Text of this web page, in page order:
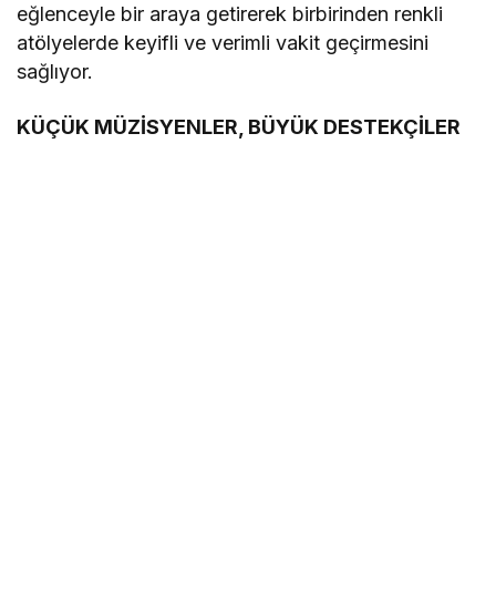
eğlenceyle bir araya getirerek birbirinden renkli
atölyelerde keyifli ve verimli vakit geçirmesini
sağlıyor.
KÜÇÜK MÜZİSYENLER, BÜYÜK DESTEKÇİLER